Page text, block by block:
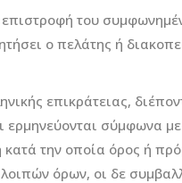
επιστροφή του
ο πελάτης ή
επικράτειας,
ερμηνεύονται σύμφωνα
κατά την οποία όρος ή
όρων, οι δε